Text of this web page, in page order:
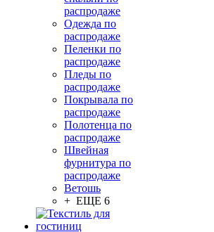
распродаже
Одежда по
распродаже
Пеленки по
распродаже
Пледы по
распродаже
Покрывала по
распродаже
Полотенца по
распродаже
Швейная
фурнитура по
распродаже
Ветошь
+ ЕЩЕ 6